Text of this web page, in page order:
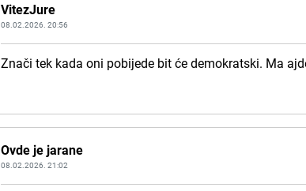
VitezJure
08.02.2026. 20:56
Znači tek kada oni pobijede bit će demokratski. Ma
Ovde je jarane
08.02.2026. 21:02